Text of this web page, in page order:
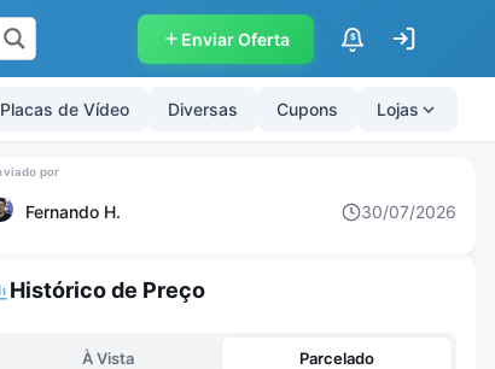
Enviar Oferta $
Placas de Vídeo Diversas Cupons Lojas
Fernando H. 30/07/2026
Histórico de Preço
À Vista Parcelado